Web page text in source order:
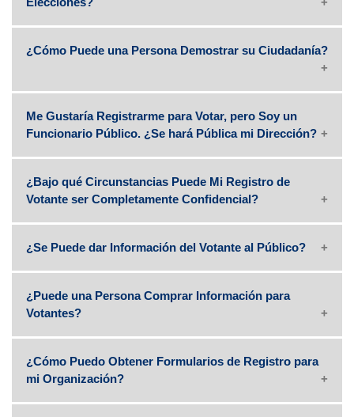
¿Cómo Puede una Persona Demostrar su Ciudadanía?
Me Gustaría Registrarme para Votar, pero Soy un
Funcionario Público. ¿Se hará Pública mi Dirección?
¿Bajo qué Circunstancias Puede Mi Registro de
Votante ser Completamente Confidencial?
¿Se Puede dar Información del Votante al Público?
¿Puede una Persona Comprar Información para
Votantes?
¿Cómo Puedo Obtener Formularios de Registro para
mi Organización?